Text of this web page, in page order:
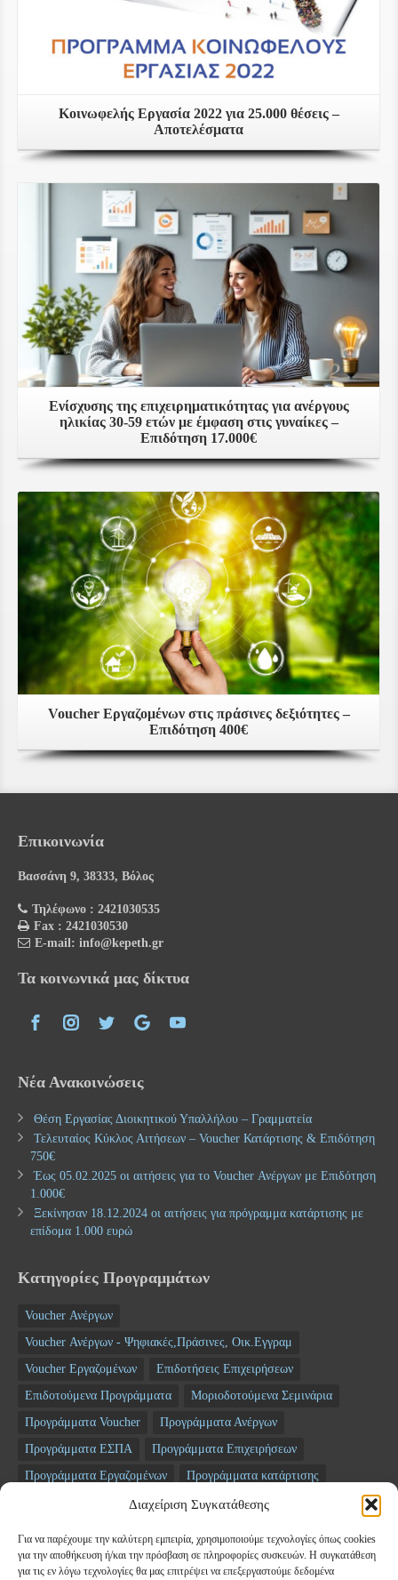
Διαχείριση Συγκατάθεσης
Για να παρέχουμε την καλύτερη εμπειρία, χρησιμοποιούμε τεχνολογίες όπως cookies
για την αποθήκευση ή/και την πρόσβαση σε πληροφορίες συσκευών. Η συγκατάθεση
για τις εν λόγω τεχνολογίες θα μας επιτρέψει να επεξεργαστούμε δεδομένα
Κοινωφελής Εργασία 2022 για 25.000 θέσεις –
Αποτελέσματα
Eνίσχυσης της επιχειρηματικότητας για ανέργους
ηλικίας 30-59 ετών με έμφαση στις γυναίκες –
Επιδότηση 17.000€
Voucher Εργαζομένων στις πράσινες δεξιότητες –
Επιδότηση 400€
Επικοινωνία
Βασσάνη 9, 38333, Βόλος
Τηλέφωνο : 2421030535
Fax : 2421030530
E-mail: info@kepeth.gr
Τα κοινωνικά μας δίκτυα
Νέα Ανακοινώσεις
Θέση Εργασίας Διοικητικού Υπαλλήλου – Γραμματεία
Τελευταίος Κύκλος Αιτήσεων – Voucher Κατάρτισης & Επιδότηση
750€
Έως 05.02.2025 οι αιτήσεις για το Voucher Ανέργων με Επιδότηση
1.000€
Ξεκίνησαν 18.12.2024 οι αιτήσεις για πρόγραμμα κατάρτισης με
επίδομα 1.000 ευρώ
Κατηγορίες Προγραμμάτων
Voucher Ανέργων
Voucher Ανέργων - Ψηφιακές,Πράσινες, Οικ.Εγγραμ
Voucher Εργαζομένων
Επιδοτήσεις Επιχειρήσεων
Επιδοτούμενα Προγράμματα
Μοριοδοτούμενα Σεμινάρια
Προγράμματα Voucher
Προγράμματα Ανέργων
Προγράμματα ΕΣΠΑ
Προγράμματα Επιχειρήσεων
Προγράμματα Εργαζομένων
Προγράμματα κατάρτισης
ΤΑΜΕΙΟ ΑΝΑΚΑΜΨΗΣ
Newsletter